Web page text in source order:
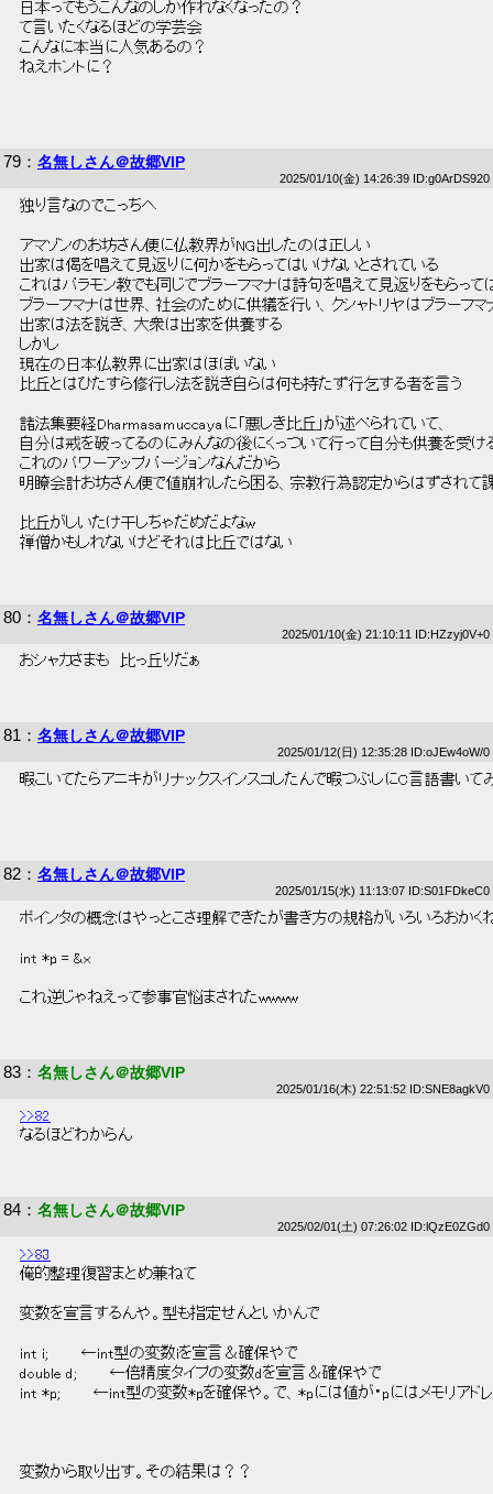
日本ってもうこんなのしか作れなくなったの？
て言いたくなるほどの学芸会
こんなに本当に人気あるの？
ねえホントに？
79 ： 名無しさん＠故郷VIP
2025/01/10(金) 14:26:39 ID:g0ArDS920
独り言なのでこっちへ
アマゾンのお坊さん便に仏教界がNG出したのは正しい
出家は偈を唱えて見返りに何かをもらってはいけないとされている
これはバラモン教でも同じでブラーフマナは詩句を唱えて見返りをもらって
ブラーフマナは世界、社会のために供犠を行い、クシャトリヤはブラーフ
出家は法を説き、大衆は出家を供養する
しかし
現在の日本仏教界に出家はほぼいない
比丘とはひたすら修行し法を説き自らは何も持たず行乞する者を言う
諸法集要経Dharmasamuccayaに「悪しき比丘」が述べられていて、
自分は戒を破ってるのにみんなの後にくっついて行って自分も供養を受け
これのパワーアップバージョンなんだから
明瞭会計お坊さん便で値崩れしたら困る、宗教行為認定からはずされて
比丘がしいたけ干しちゃだめだよなw
禅僧かもしれないけどそれは比丘ではない
80 ： 名無しさん＠故郷VIP
2025/01/10(金) 21:10:11 ID:HZzyj0V+0
おシャカさまも　比っ丘りだぁ
81 ： 名無しさん＠故郷VIP
2025/01/12(日) 12:35:28 ID:oJEw4oW/0
暇こいてたらアニキがリナックスインスコしたんで暇つぶしにC言語書いて
82 ： 名無しさん＠故郷VIP
2025/01/15(水) 11:13:07 ID:S01FDkeC0
ポインタの概念はやっとこさ理解できたが書き方の規格がいろいろおかく
int *p = &x
これ逆じゃねえって参事官悩まされたwwww
83 ： 名無しさん＠故郷VIP
2025/01/16(木) 22:51:52 ID:SNE8agkV0
>>82
なるほどわからん
84 ： 名無しさん＠故郷VIP
2025/02/01(土) 07:26:02 ID:lQzE0ZGd0
>>83
俺的整理復習まとめ兼ねて
変数を宣言するんや。型も指定せんといかんで
int i;　　　←int型の変数iを宣言＆確保やで
double d;　　　←倍精度タイプの変数dを宣言＆確保やで
int *p;　　　←int型の変数*pを確保や。で、*pには値が・pにはメモリアド
変数から取り出す。その結果は？？